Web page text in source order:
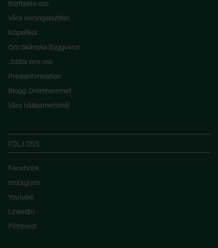
Kontakta oss
Våra visningsbutiker
Köpvillkor
Om Skånska Byggvaror
Jobba hos oss
Pressinformation
Blogg: Drömhemmet
Våra hållbarhetsmål
FÖLJ OSS
Facebook
Instagram
Youtube
LinkedIn
Pinterest